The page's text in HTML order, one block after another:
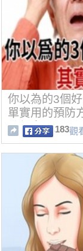
你以為的3個
單實用的預防
動起來吧！
183觀